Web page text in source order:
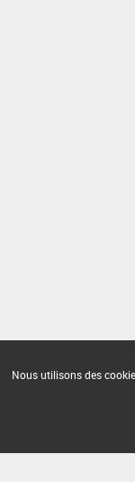
Nous utilisons des